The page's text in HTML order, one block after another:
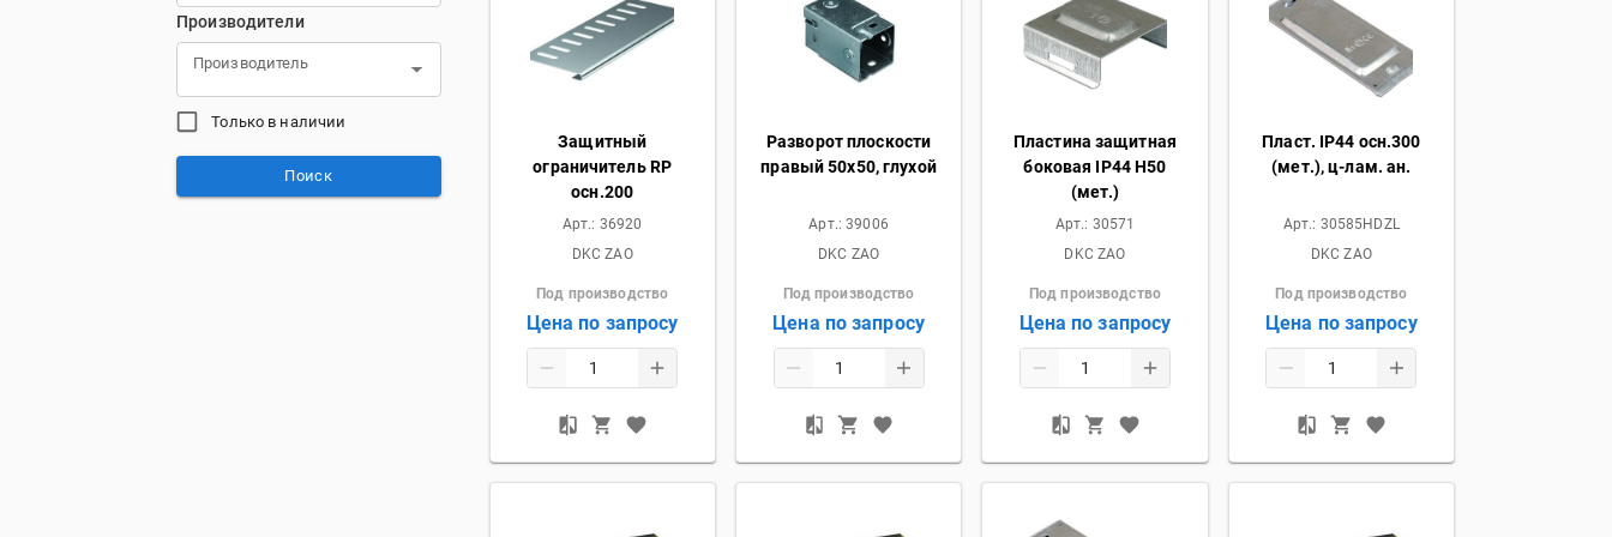
Производители
Производитель
Только в наличии
Поиск
Защитный
ограничитель RP
осн.200
Арт.: 36920
DKC ZAO
Под производство
Цена по запросу
Разворот плоскости
правый 50х50, глухой
Арт.:39006
DKC ZAO
Под производство
Цена по запросу
Пластина защитная
боковая IP44 H50
(мет.)
Арт.: 30571
DKC ZAO
Под производство
Цена по запросу
Пласт. IP44 осн.300
(мет.), ц-лам. ан.
Арт.: 30585HDZL
DKC ZAO
Под производство
Цена по запросу